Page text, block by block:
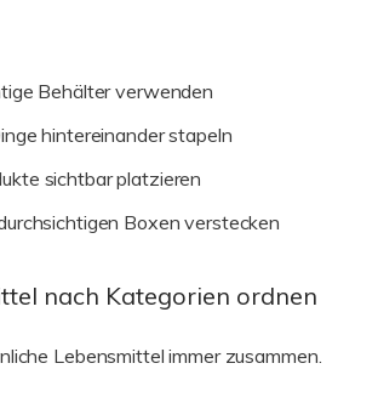
Behälter verwenden
hintereinander stapeln
sichtbar platzieren
Boxen verstecken
nach Kategorien ordnen
Lebensmittel immer zusammen.